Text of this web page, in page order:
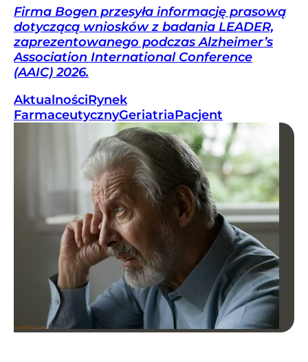
Firma Bogen przesyła informację prasową
dotyczącą wniosków z badania LEADER,
zaprezentowanego podczas Alzheimer’s
Association International Conference
(AAIC) 2026.
AktualnościRynek
FarmaceutycznyGeriatriaPacjent